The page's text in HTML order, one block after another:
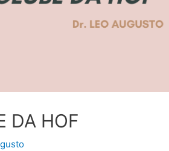
DA HOF